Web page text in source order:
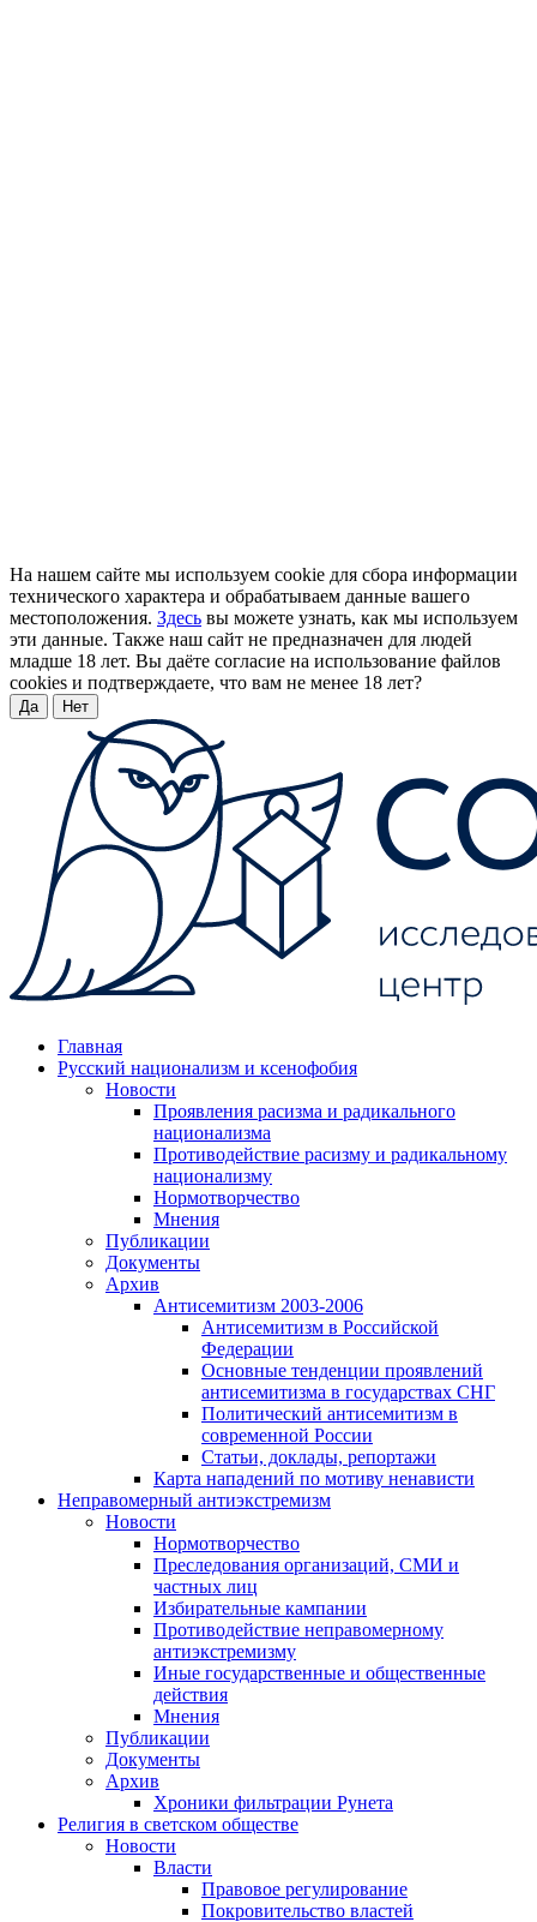
На нашем сайте мы используем cookie для сбора информации
технического характера и обрабатываем данные вашего
местоположения. Здесь вы можете узнать, как мы используем
эти данные. Также наш сайт не предназначен для людей
младше 18 лет. Вы даёте согласие на использование файлов
cookies и подтверждаете, что вам не менее 18 лет?
Да Нет
Главная
Русский национализм и ксенофобия
Новости
Проявления расизма и радикального
национализма
Противодействие расизму и радикальному
национализму
Нормотворчество
Мнения
Публикации
Документы
Архив
Антисемитизм 2003-2006
Антисемитизм в Российской
Федерации
Основные тенденции проявлений
антисемитизма в государствах СНГ
Политический антисемитизм в
современной России
Статьи, доклады, репортажи
Карта нападений по мотиву ненависти
Неправомерный антиэкстремизм
Новости
Нормотворчество
Преследования организаций, СМИ и
частных лиц
Избирательные кампании
Противодействие неправомерному
антиэкстремизму
Иные государственные и общественные
действия
Мнения
Публикации
Документы
Архив
Хроники фильтрации Рунета
Религия в светском обществе
Новости
Власти
Правовое регулирование
Покровительство властей